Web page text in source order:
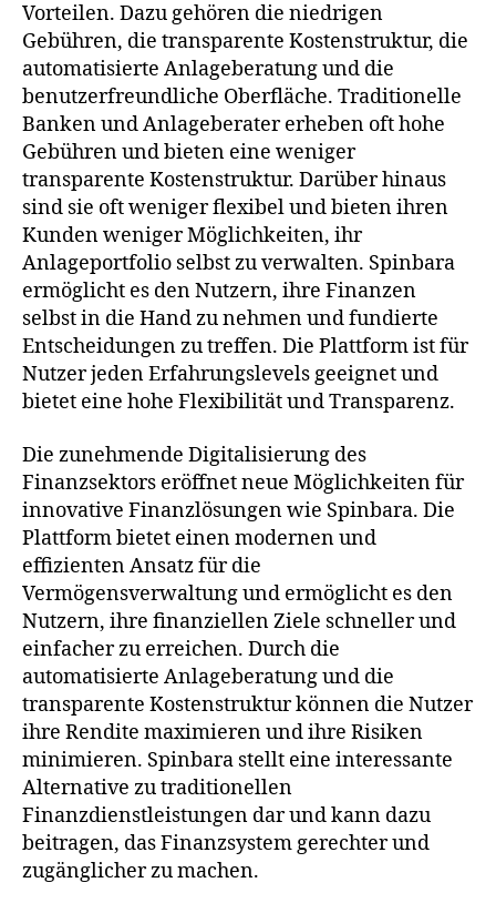
Vorteilen. Dazu gehören die niedrigen
Gebühren, die transparente Kostenstruktur, die
automatisierte Anlageberatung und die
benutzerfreundliche Oberfläche. Traditionelle
Banken und Anlageberater erheben oft hohe
Gebühren und bieten eine weniger
transparente Kostenstruktur. Darüber hinaus
sind sie oft weniger flexibel und bieten ihren
Kunden weniger Möglichkeiten, ihr
Anlageportfolio selbst zu verwalten. Spinbara
ermöglicht es den Nutzern, ihre Finanzen
selbst in die Hand zu nehmen und fundierte
Entscheidungen zu treffen. Die Plattform ist für
Nutzer jeden Erfahrungslevels geeignet und
bietet eine hohe Flexibilität und Transparenz.
Die zunehmende Digitalisierung des
Finanzsektors eröffnet neue Möglichkeiten für
innovative Finanzlösungen wie Spinbara. Die
Plattform bietet einen modernen und
effizienten Ansatz für die
Vermögensverwaltung und ermöglicht es den
Nutzern, ihre finanziellen Ziele schneller und
einfacher zu erreichen. Durch die
automatisierte Anlageberatung und die
transparente Kostenstruktur können die Nutzer
ihre Rendite maximieren und ihre Risiken
minimieren. Spinbara stellt eine interessante
Alternative zu traditionellen
Finanzdienstleistungen dar und kann dazu
beitragen, das Finanzsystem gerechter und
zugänglicher zu machen.